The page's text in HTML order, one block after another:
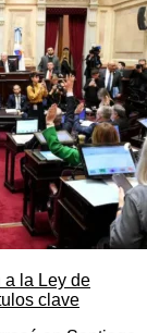
a la Ley de
clave